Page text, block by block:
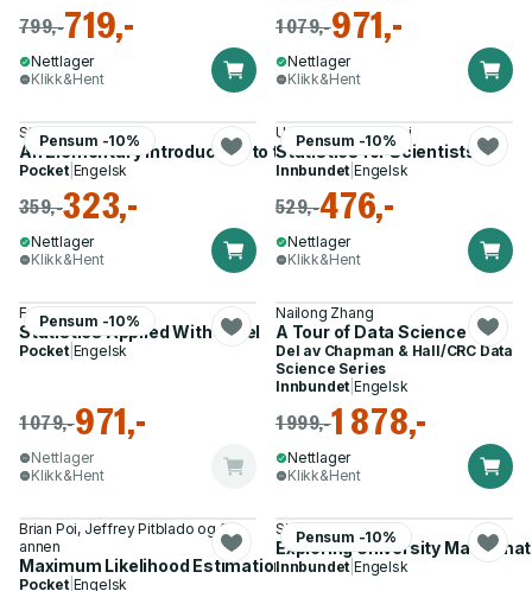
799,-719,-
Nettlager
Klikk&Hent
1 079,-971,-
Nettlager
Klikk&Hent
Pensum -10%
Stephen Wolfram
An Elementary Introduction to the Wolfram Language
Pocket| Engelsk
359,-323,-
Nettlager
Klikk&Hent
Pensum -10%
Umberto Michelucci
Statistics for Scientists
Innbundet |Engelsk
529,-476,-
Nettlager
Klikk&Hent
Pensum -10%
Franz Kronthaler
Statistics Applied With Excel
Pocket| Engelsk
1 079,-971,-
Nettlager
Klikk&Hent
Nailong Zhang
A Tour of Data Science
Del av Chapman & Hall/CRC Data
Science Series
Innbundet |Engelsk
1 999,-1 878,-
Nettlager
Klikk&Hent
Brian Poi, Jeffrey Pitblado og 1
annen
Maximum Likelihood Estimation with Stata, Fifth Edition
Pocket| Engelsk
Pensum -10%
Siri Chongchitnan
Exploring University
Innbundet |Engelsk